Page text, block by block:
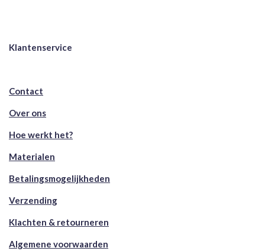
Klantenservice
Contact
Over ons
Hoe werkt het?
Materialen
Betalingsmogelijkheden
Verzending
Klachten & retourneren
Algemene voorwaarden